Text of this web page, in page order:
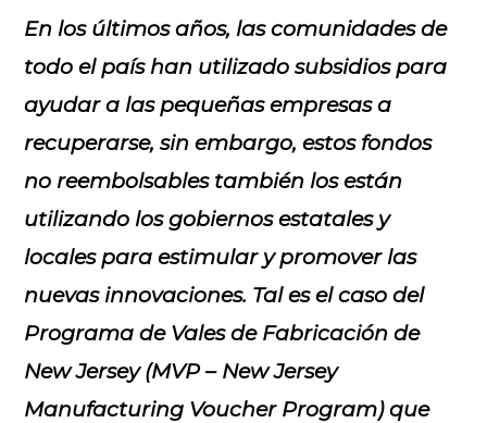
En los últimos años, las comunidades de
todo el país han utilizado subsidios para
ayudar a las pequeñas empresas a
recuperarse, sin embargo, estos fondos
no reembolsables también los están
utilizando los gobiernos estatales y
locales para estimular y promover las
nuevas innovaciones. Tal es el caso del
Programa de Vales de Fabricación de
New Jersey (MVP – New Jersey
Manufacturing Voucher Program) que